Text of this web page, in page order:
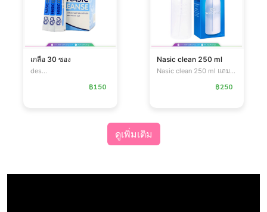
เกลือ 30 ซอง
des...
฿150
Nasic clean 250 ml
Nasic clean 250 ml แถมเก...
฿250
ดูเพิ่มเติม